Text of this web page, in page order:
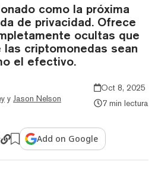
como la próxima
de privacidad. Ofrece
ocultas que
las criptomonedas sean
el efectivo.
y Jason Nelson
Oct 8, 2025
7 min lectura
Add on Google